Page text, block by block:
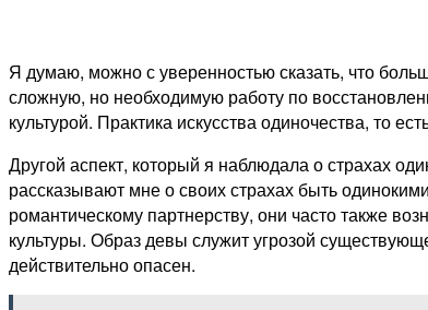
Я думаю, можно с уверенностью сказать, что
сложную, но необходимую работу по
культурой. Практика искусства одиночества, то
Другой аспект, который я наблюдала о страхах
рассказывают мне о своих страхах быть
романтическому партнерству, они часто также
культуры. Образ девы служит угрозой
действительно опасен.